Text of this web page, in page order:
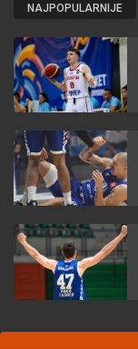
NAJPOPULARNIJE